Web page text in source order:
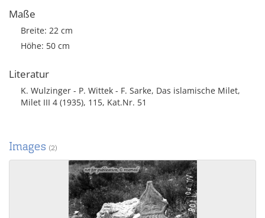
Maße
Breite: 22 cm
Höhe: 50 cm
Literatur
K. Wulzinger - P. Wittek - F. Sarke, Das islamische Milet,
Milet III 4 (1935), 115, Kat.Nr. 51
Images (2)